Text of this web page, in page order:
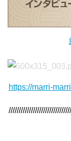
https://marri-